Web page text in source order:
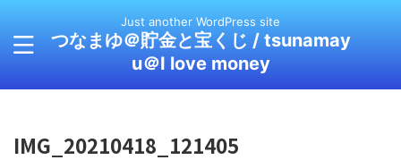
Just another WordPress site
つなまゆ＠貯金と宝くじ / tsunamay
u＠I love money
IMG_20210418_121405